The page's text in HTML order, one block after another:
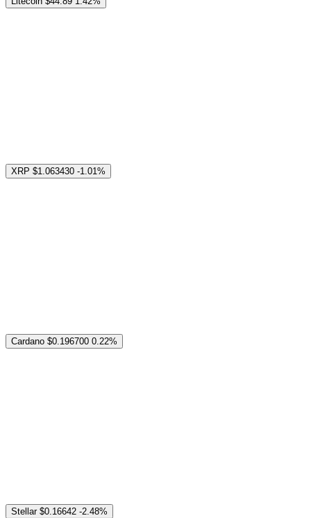
XRP $1.063430 -1.01%
Cardano $0.196700 0.22%
Stellar $0.16642 -2.48%